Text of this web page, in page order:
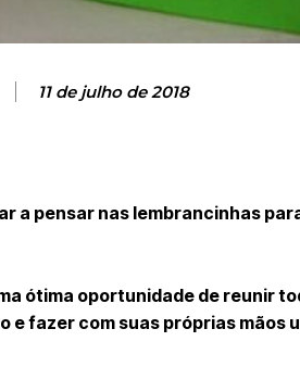
11 de julho de 2018
a pensar nas lembrancinhas
ótima oportunidade de reunir
fazer com suas próprias mãos